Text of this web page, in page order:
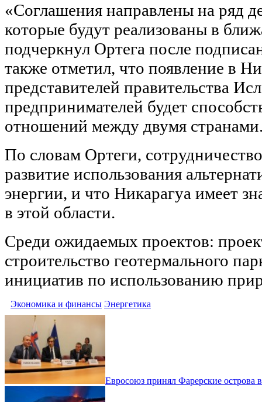
«Соглашения направлены на ряд
которые будут реализованы в
подчеркнул Ортега после
также отметил, что появление в
представителей правительства
предпринимателей будет
отношений между двумя
По словам Ортеги,
развитие использования
энергии, и что Никарагуа имеет
в этой области.
Среди ожидаемых проектов:
строительство геотермального
инициатив по использованию
Экономика и финансы Энергетика
Евросоюз принял Фарерские острова